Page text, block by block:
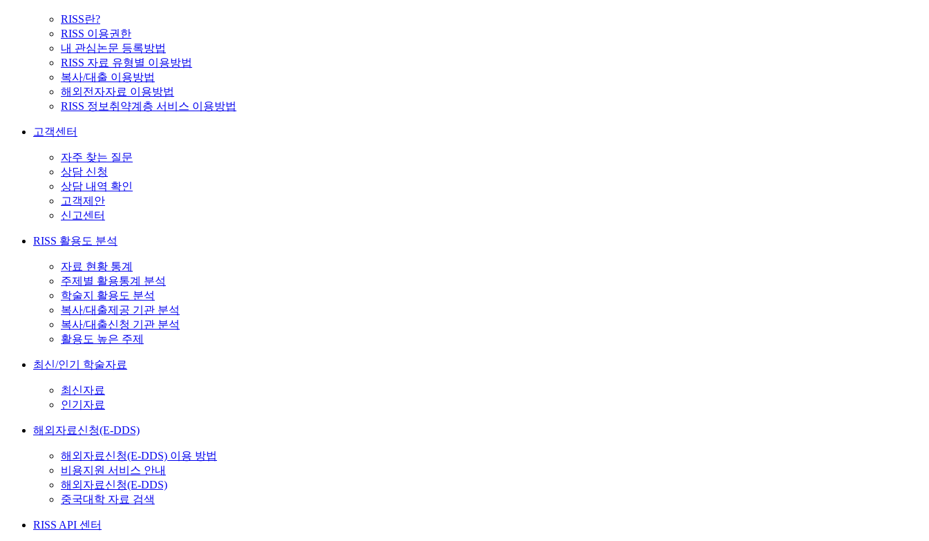
RISS란?
RISS 이용권한
내 관심논문 등록방법
RISS 자료 유형별 이용방법
복사/대출 이용방법
해외전자자료 이용방법
RISS 정보취약계층 서비스 이용방법
고객센터
자주 찾는 질문
상담 신청
상담 내역 확인
고객제안
신고센터
RISS 활용도 분석
자료 현황 통계
주제별 활용통계 분석
학술지 활용도 분석
복사/대출제공 기관 분석
복사/대출신청 기관 분석
활용도 높은 주제
최신/인기 학술자료
최신자료
인기자료
해외자료신청(E-DDS)
해외자료신청(E-DDS) 이용 방법
비용지원 서비스 안내
해외자료신청(E-DDS)
중국대학 자료 검색
RISS API 센터